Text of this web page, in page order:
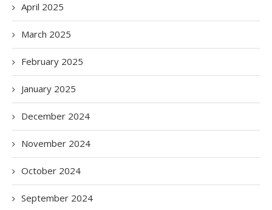
April 2025
March 2025
February 2025
January 2025
December 2024
November 2024
October 2024
September 2024